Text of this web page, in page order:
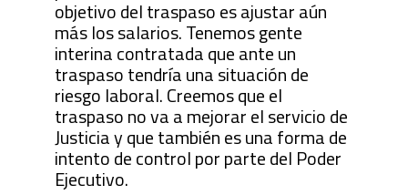
objetivo del traspaso es ajustar aún
más los salarios. Tenemos gente
interina contratada que ante un
traspaso tendría una situación de
riesgo laboral. Creemos que el
traspaso no va a mejorar el servicio de
Justicia y que también es una forma de
intento de control por parte del Poder
Ejecutivo.